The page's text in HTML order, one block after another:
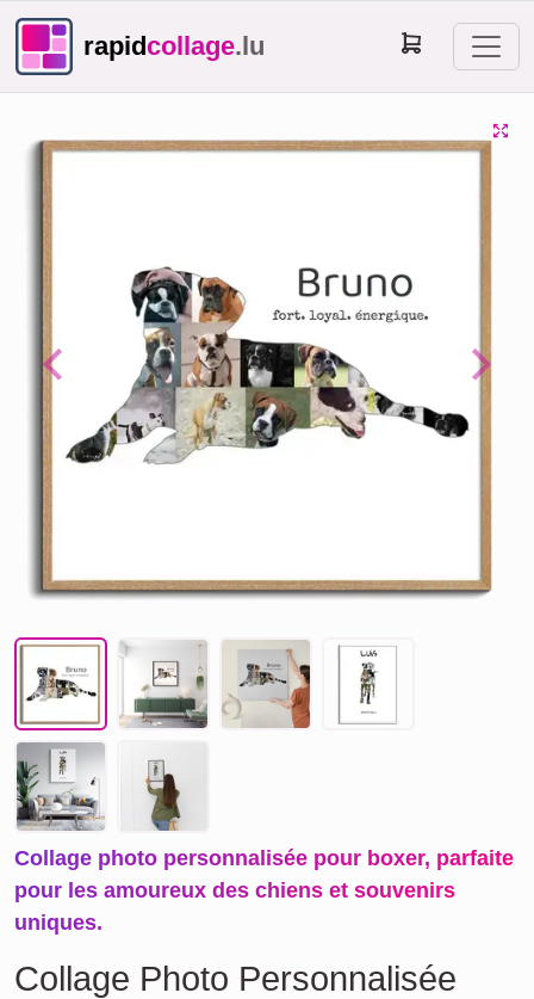
rapidcollage.lu
Previous Next
Collage photo personnalisée pour boxer, parfaite
pour les amoureux des chiens et souvenirs
uniques.
Collage Photo Personnalisée